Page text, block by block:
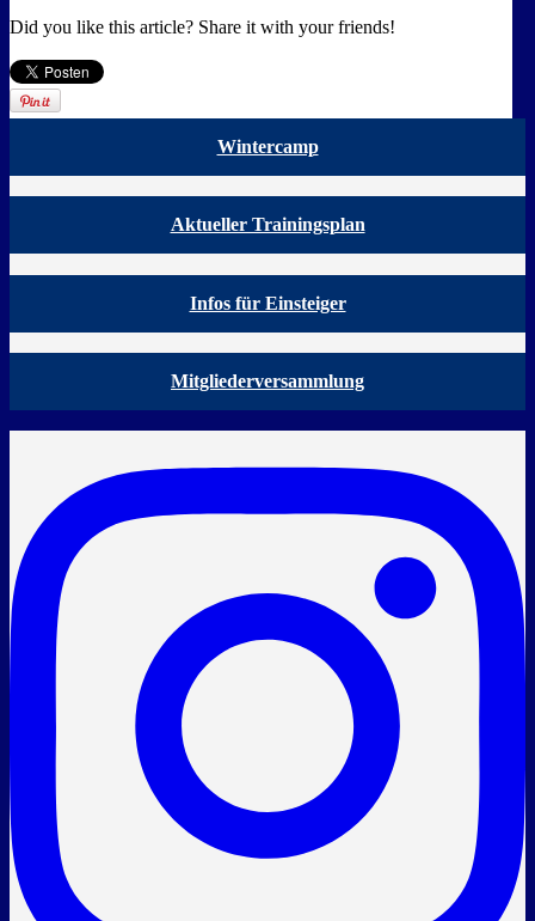
Did you like this article? Share it with your friends!
Wintercamp
Aktueller Trainingsplan
Infos für Einsteiger
Mitgliederversammlung